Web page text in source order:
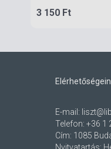
3 150 Ft
E-mail:
Telefon: +36 1
Cím: 1085